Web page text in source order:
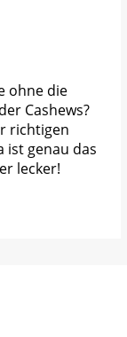
ohne die
Cashews?
richtigen
ist genau das
lecker!